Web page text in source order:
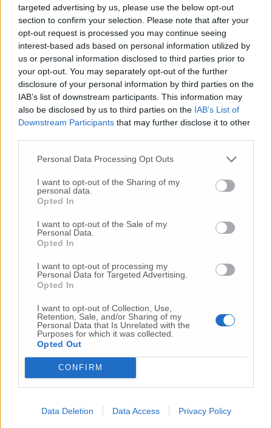
targeted advertising by us, please use the below opt-out
section to confirm your selection. Please note that after your
opt-out request is processed you may continue seeing
interest-based ads based on personal information utilized by
us or personal information disclosed to third parties prior to
your opt-out. You may separately opt-out of the further
disclosure of your personal information by third parties on the
IAB’s list of downstream participants. This information may
also be disclosed by us to third parties on the IAB’s List of
Downstream Participants that may further disclose it to other
Personal Data Processing Opt Outs
I want to opt-out of the Sharing of my
personal data.
Opted In
I want to opt-out of the Sale of my
Personal Data.
Opted In
I want to opt-out of processing my
Personal Data for Targeted Advertising.
Opted In
I want to opt-out of Collection, Use,
Retention, Sale, and/or Sharing of my
Personal Data that Is Unrelated with the
Purposes for which it was collected.
Opted Out
CONFIRM
Data Deletion Data Access Privacy Policy
Nessun commento presente
Commenta
Commenta l'articolo
Gli articoli più letti
24 Lug-Bimbi costretti a colpirsi da solie lasciati al
orrore all’asilo, arrestate due educatrici
prima la lite, poi la furia col coltello
-Femminicidio a Loreto.
coltellate. Fermato il compagno: “L’ho ammazzata”
(Foto-Video)
-
gravissimo un centauroin eliambulanza a Torrette
24 Lug-Maltrattamenti all’asilo, parla il sindaco:
sono andati lì»
-Fermato col taser,muore in ospedale dopo un
inseguimento.Indagini in corso per accertare le
cause
Tragedia a Marzocca,
da un treno(Foto)
-«Le urla e il pianto di mia madre al telefono:
“L’ha uccisa. Corri. Prendi l’aereo” Così ho saputo della